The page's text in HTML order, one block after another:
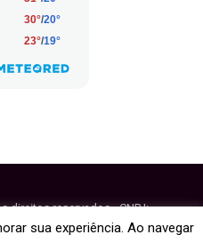
direitos reservados - CNPJ:
0001-95
sua experiência. Ao navegar